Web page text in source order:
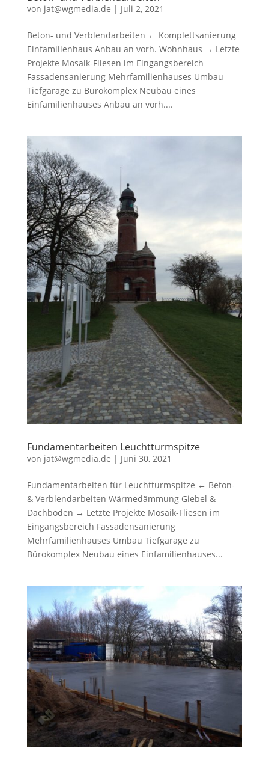
von jat@wgmedia.de | Juli 2, 2021
Beton- und Verblendarbeiten ← Komplettsanierung
Einfamilienhaus Anbau an vorh. Wohnhaus → Letzte
Projekte Mosaik-Fliesen im Eingangsbereich
Fassadensanierung Mehrfamilienhauses Umbau
Tiefgarage zu Bürokomplex Neubau eines
Einfamilienhauses Anbau an vorh....
Fundamentarbeiten Leuchtturmspitze
von jat@wgmedia.de | Juni 30, 2021
Fundamentarbeiten für Leuchtturmspitze ← Beton-
& Verblendarbeiten Wärmedämmung Giebel &
Dachboden → Letzte Projekte Mosaik-Fliesen im
Eingangsbereich Fassadensanierung
Mehrfamilienhauses Umbau Tiefgarage zu
Bürokomplex Neubau eines Einfamilienhauses...